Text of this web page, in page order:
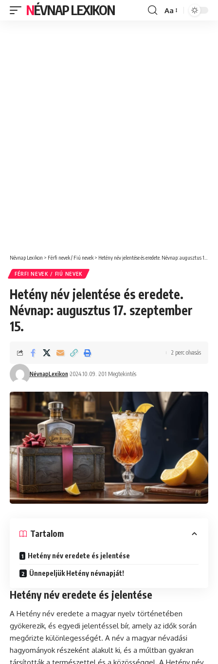
NÉVNAP LEXIKON
Font
Aa
Névnap Lexikon > Férfi nevek / Fiú nevek > Hetény név jelentése és eredete. Névnap: augusztus 17. szeptember 15.
FÉRFI NEVEK / FIÚ NEVEK
Hetény név jelentése és eredete.
Névnap: augusztus 17. szeptember
15.
NévnapLexikon 2024.10.09. 201 Megtekintés
2 perc olvasás
Tartalom
Hetény név eredete és jelentése
Ünnepeljük Hetény névnapját!
Hetény név eredete és jelentése
A Hetény név eredete a magyar nyelv történetében
gyökerezik, és egyedi jelentéssel bír, amely az idők során
megőrizte különlegességét. A név a magyar névadási
hagyományok részeként alakult ki, és a múltban gyakran